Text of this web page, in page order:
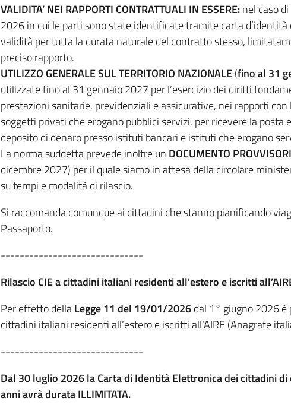
VALIDITA’ NEI RAPPORTI CONTRATTUALI IN ESSERE:nel caso
2026 in cui le parti sono state identificate tramite carta
validità per tutta la durata naturale del contratto stesso,
preciso rapporto.
UTILIZZO GENERALE SUL TERRITORIO NAZIONALE(fino al 31
utilizzate fino al 31 gennaio 2027 per l’esercizio dei diritti
prestazioni sanitarie, previdenziali e assicurative, nei rapporti
soggetti privati che erogano pubblici servizi, per ricevere la posta
deposito di denaro presso istituti bancari e istituti che erogano
La norma suddetta prevede inoltre un DOCUMENTO
dicembre 2027) per il quale siamo in attesa della circolare
su tempi e modalità di rilascio.
Si raccomanda comunque ai cittadini che stanno pianificando
Passaporto.
------------------------------
Rilascio CIE a cittadini italiani residenti all'estero e iscritti
Per effetto dellaLegge 11 del 19/01/2026dal 1° giugno 2026 è
cittadini italiani residenti all’estero e iscritti all’AIRE (Anagrafe
------------------------------
Dal 30 luglio 2026 la Carta di Identità Elettronica dei cittadini di
anni avrà durata ILLIMITATA.